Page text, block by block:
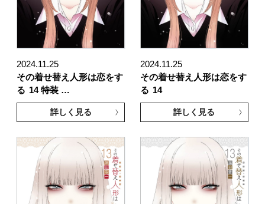
2024.11.25
その着せ替え人形は恋をす
る 14 特装 …
詳しく見る
2024.11.25
その着せ替え人形は恋をす
る 14
詳しく見る